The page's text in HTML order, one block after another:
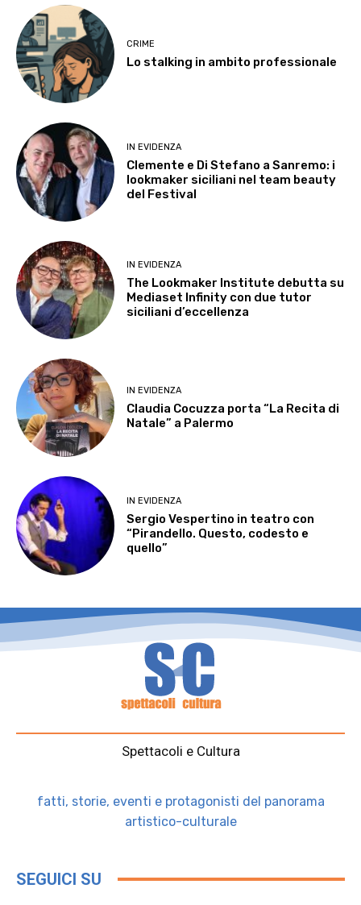
CRIME
Lo stalking in ambito professionale
IN EVIDENZA
Clemente e Di Stefano a Sanremo: i
lookmaker siciliani nel team beauty
del Festival
IN EVIDENZA
The Lookmaker Institute debutta su
Mediaset Infinity con due tutor
siciliani d’eccellenza
IN EVIDENZA
Claudia Cocuzza porta “La Recita di
Natale” a Palermo
IN EVIDENZA
Sergio Vespertino in teatro con
“Pirandello. Questo, codesto e
quello”
Spettacoli e Cultura
fatti, storie, eventi e protagonisti del panorama
artistico-culturale
SEGUICI SU